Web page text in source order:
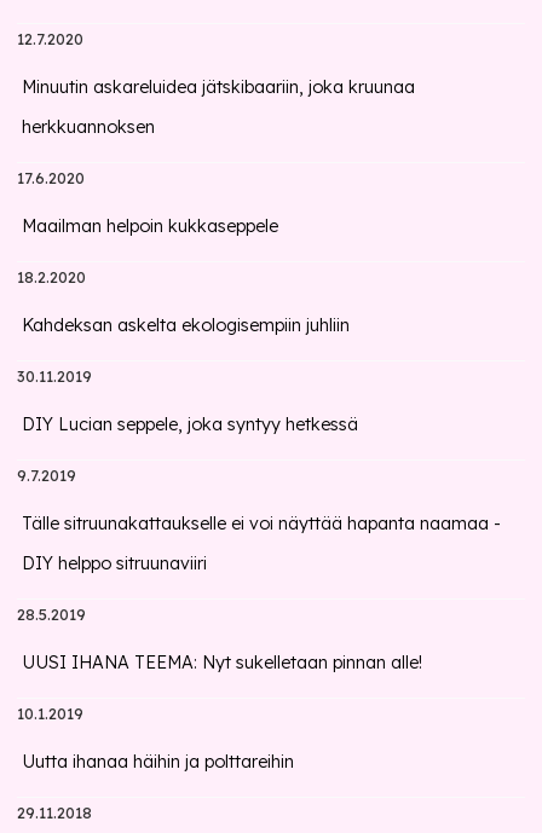
12.7.2020
Minuutin askareluidea jätskibaariin, joka kruunaa
herkkuannoksen
17.6.2020
Maailman helpoin kukkaseppele
18.2.2020
Kahdeksan askelta ekologisempiin juhliin
30.11.2019
DIY Lucian seppele, joka syntyy hetkessä
9.7.2019
Tälle sitruunakattaukselle ei voi näyttää hapanta naamaa -
DIY helppo sitruunaviiri
28.5.2019
UUSI IHANA TEEMA: Nyt sukelletaan pinnan alle!
10.1.2019
Uutta ihanaa häihin ja polttareihin
29.11.2018